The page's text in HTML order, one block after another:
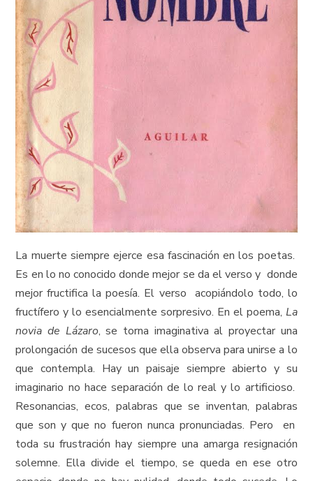
La muerte siempre ejerce esa fascinación en los poetas.
Es en lo no conocido donde mejor se da el verso y donde
mejor fructifica la poesía. El verso acopiándolo todo, lo
fructífero y lo esencialmente sorpresivo. En el poema, La
novia de Lázaro, se torna imaginativa al proyectar una
prolongación de sucesos que ella observa para unirse a lo
que contempla. Hay un paisaje siempre abierto y su
imaginario no hace separación de lo real y lo artificioso.
Resonancias, ecos, palabras que se inventan, palabras
que son y que no fueron nunca pronunciadas. Pero en
toda su frustración hay siempre una amarga resignación
solemne. Ella divide el tiempo, se queda en ese otro